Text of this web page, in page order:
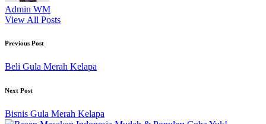
Admin WM
View All Posts
Post
navigation
Previous Post
Beli Gula Merah Kelapa
Next Post
Bisnis Gula Merah Kelapa